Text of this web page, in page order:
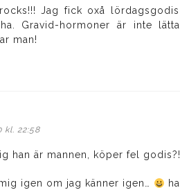
Jag fick oxå
Gravid-hormoner är inte
man!
kl. 22:58
han är mannen, köper fel
igen om jag känner igen…